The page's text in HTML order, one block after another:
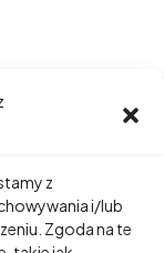
z
i/lub
Zgoda na te